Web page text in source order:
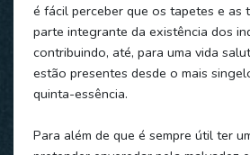
é fácil perceber que os tapetes e as
parte integrante da existência dos
contribuindo, até, para uma vida
estão presentes desde o mais
quinta-essência.
Para além de que é sempre útil ter